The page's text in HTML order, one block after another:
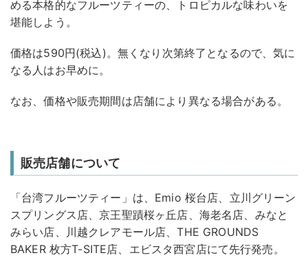
める本格的なフルーツティーの、トロピカルな味わいを
堪能しよう。
価格は590円(税込)。無くなり次第終了となるので、気に
なる人はお早めに。
なお、価格や販売期間は店舗により異なる場合がある。
販売店舗について
「台湾フルーツティー」は、Emio 桜台店、立川グリーン
スプリングス店、京王聖蹟桜ヶ丘店、海老名店、みなと
みらい店、川越クレアモール店、THE GROUNDS
BAKER 枚方T-SITE店、エビスタ西宮店にて先行発売。